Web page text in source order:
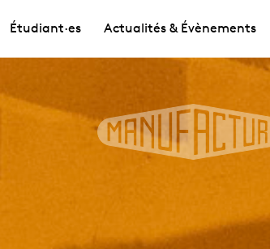
Étudiant·es Actualités & Évènements